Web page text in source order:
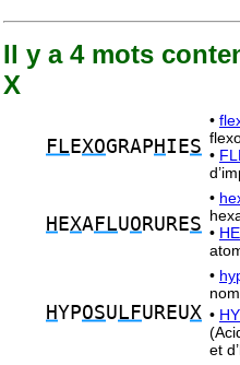
Il y a 4 mots
X
FL EXOGRAP H IES
•
•
H EXAFLUO RURES
•
•
HYPOSU LFUREUX
•
•
et